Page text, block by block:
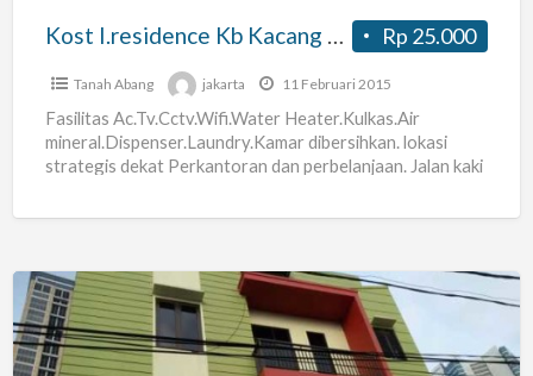
Rp 25.000
Kost I.residence Kb Kacang Dekat Plaza Ind/thamrin
Tanah Abang jakarta 11 Februari 2015
Fasilitas Ac.Tv.Cctv.Wifi.Water Heater.Kulkas.Air
mineral.Dispenser.Laundry.Kamar dibersihkan. lokasi
strategis dekat Perkantoran dan perbelanjaan. Jalan kaki
Indonesia.Grand Ind.OIL Center.Sarinah .Plaza
Kost
Kebon